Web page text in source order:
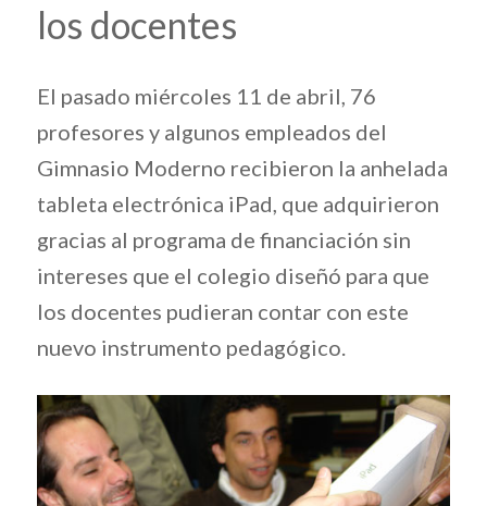
los docentes
El pasado miércoles 11 de abril, 76
profesores y algunos empleados del
Gimnasio Moderno recibieron la anhelada
tableta electrónica iPad, que adquirieron
gracias al programa de financiación sin
intereses que el colegio diseñó para que
los docentes pudieran contar con este
nuevo instrumento pedagógico.